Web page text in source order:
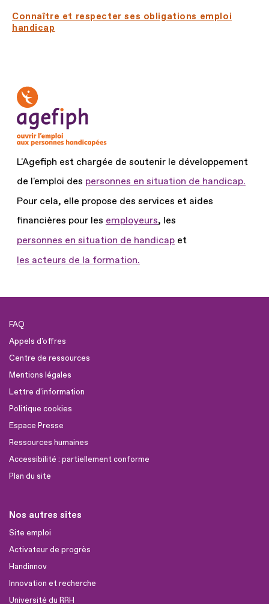
Connaître et respecter ses obligations emploi
handicap
L'Agefiph est chargée de soutenir le développement
de l'emploi des personnes en situation de handicap.
Pour cela, elle propose des services et aides
financières pour les employeurs, les
personnes en situation de handicap et
les acteurs de la formation.
FAQ
Appels d'offres
Centre de ressources
Mentions légales
Lettre d'information
Politique cookies
Espace Presse
Ressources humaines
Accessibilité : partiellement conforme
Plan du site
Nos autres sites
Site emploi
Activateur de progrès
Handinnov
Innovation et recherche
Université du RRH